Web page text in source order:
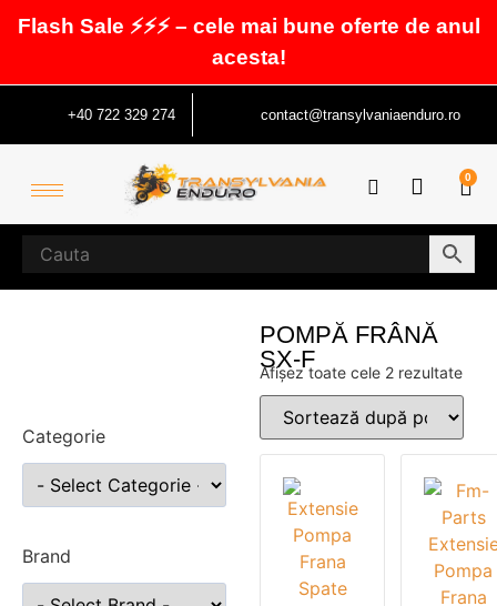
Flash Sale ⚡⚡⚡ – cele mai bune oferte de anul
acesta!
+40 722 329 274 contact@transylvaniaenduro.ro
0
Categorie
Brand
POMPĂ FRÂNĂ
SX-F
Afișez toate cele 2 rezultate